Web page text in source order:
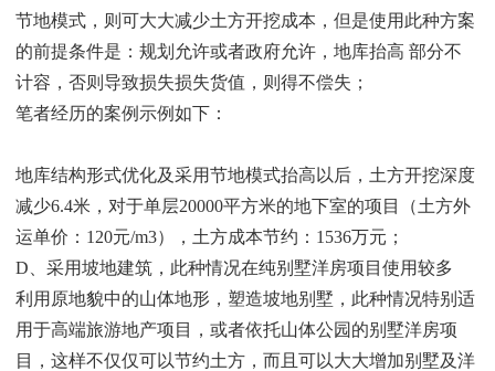
节地模式，则可大大减少土方开挖成本，但是使用此种方案
的前提条件是：规划允许或者政府允许，地库抬高 部分不
计容，否则导致损失损失货值，则得不偿失；
笔者经历的案例示例如下：
地库结构形式优化及采用节地模式抬高以后，土方开挖深度
减少6.4米，对于单层20000平方米的地下室的项目（土方外
运单价：120元/m3），土方成本节约：1536万元；
D、采用坡地建筑，此种情况在纯别墅洋房项目使用较多
利用原地貌中的山体地形，塑造坡地别墅，此种情况特别适
用于高端旅游地产项目，或者依托山体公园的别墅洋房项
目，这样不仅仅可以节约土方，而且可以大大增加别墅及洋